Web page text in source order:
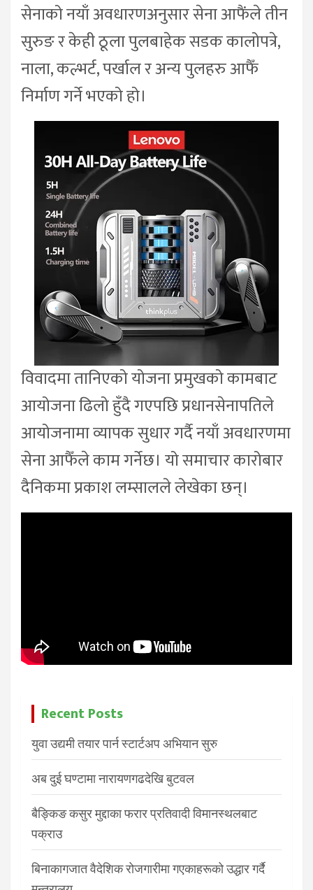
सेनाको नयाँ अवधारणअनुसार सेना आफैंले तीन
सुरुङ र केही ठूला पुलबाहेक सडक कालोपत्रे,
नाला, कल्भर्ट, पर्खाल र अन्य पुलहरु आफैँ
निर्माण गर्ने भएको हो।
विवादमा तानिएको योजना प्रमुखको कामबाट
आयोजना ढिलो हुँदै गएपछि प्रधानसेनापतिले
आयोजनामा व्यापक सुधार गर्दै नयाँ अवधारणमा
सेना आफैँले काम गर्नेछ। यो समाचार कारोबार
दैनिकमा प्रकाश लम्सालले लेखेका छन्।
Recent Posts
युवा उद्यमी तयार पार्न स्टार्टअप अभियान सुरु
अब दुई घण्टामा नारायणगढदेखि बुटवल
बैङ्किङ कसुर मुद्दाका फरार प्रतिवादी विमानस्थलबाट
पक्राउ
बिनाकागजात वैदेशिक रोजगारीमा गएकाहरूको उद्धार गर्दै